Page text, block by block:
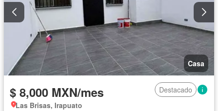
Casa
$ 8,000 MXN/mes
Destacado
Las Brisas, Irapuato